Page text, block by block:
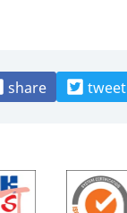
share tweet